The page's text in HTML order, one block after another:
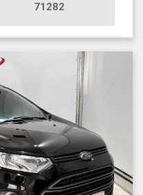
71282